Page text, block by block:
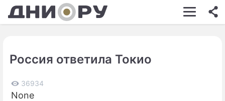
ШОУ-БИЗНЕС
КИНО
Россия ответила Токио
36934
None